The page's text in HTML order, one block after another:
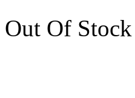
Out Of Stock